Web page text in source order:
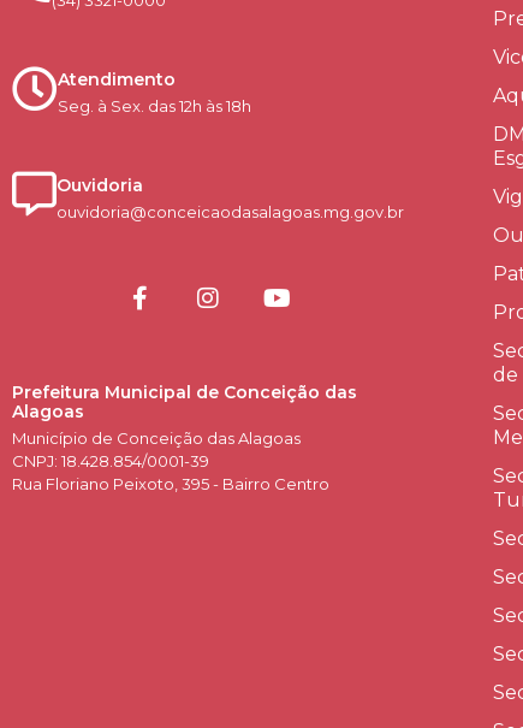
Atendimento
Seg. à Sex. das 12h às 18h
Ouvidoria
ouvidoria@conceicaodasalagoas.mg.gov.br
Prefeitura Municipal de Conceição das
Alagoas
Município de Conceição das Alagoas
CNPJ: 18.428.854/0001-39
Rua Floriano Peixoto, 395 - Bairro Centro
de